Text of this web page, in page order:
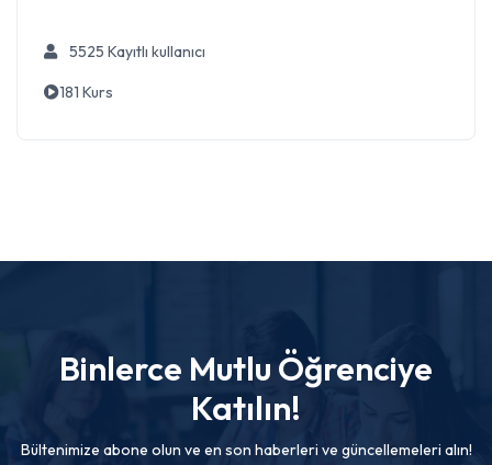
5525 Kayıtlı kullanıcı
181 Kurs
Binlerce Mutlu Öğrenciye
Katılın!
Bültenimize abone olun ve en son haberleri ve güncellemeleri alın!